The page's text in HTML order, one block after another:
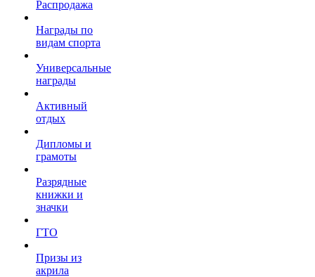
Распродажа
Награды по
видам спорта
Универсальные
награды
Активный
отдых
Дипломы и
грамоты
Разрядные
книжки и
значки
ГТО
Призы из
акрила